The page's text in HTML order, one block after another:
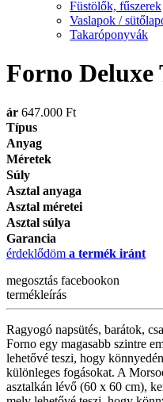
Füstölők, fűszerek
Vaslapok /
Takaróponyvák
Forno Deluxe
ár 647.000 Ft
Típus
Anyag
Méretek
Súly
Asztal anyaga
Asztal méretei
Asztal súlya
Garancia
érdeklődöm a termék iránt
megosztás facebookon
termékleírás
Ragyogó napsütés, barátok,
Forno egy magasabb szintre
lehetővé teszi, hogy
különleges fogásokat. A
asztalkán lévő (60 x 60 cm),